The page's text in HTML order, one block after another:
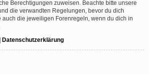
Berechtigungen zuweisen. Beachte bitte unsere
die verwandten Regelungen, bevor du dich
auch die jeweiligen Forenregeln, wenn du dich in
| Datenschutzerklärung